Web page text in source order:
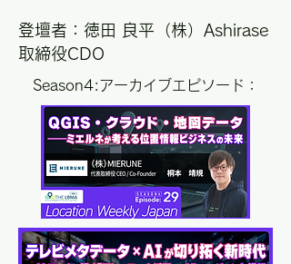
登壇者：徳田 良平（株）Ashirase
取締役CDO
Season4:アーカイブエピソード：